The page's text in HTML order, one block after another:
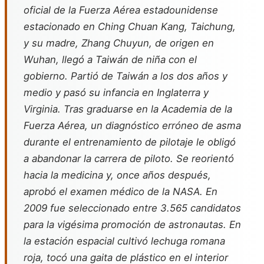
oficial de la Fuerza Aérea estadounidense
estacionado en Ching Chuan Kang, Taichung,
y su madre, Zhang Chuyun, de origen en
Wuhan, llegó a Taiwán de niña con el
gobierno. Partió de Taiwán a los dos años y
medio y pasó su infancia en Inglaterra y
Virginia. Tras graduarse en la Academia de la
Fuerza Aérea, un diagnóstico erróneo de asma
durante el entrenamiento de pilotaje le obligó
a abandonar la carrera de piloto. Se reorientó
hacia la medicina y, once años después,
aprobó el examen médico de la NASA. En
2009 fue seleccionado entre 3.565 candidatos
para la vigésima promoción de astronautas. En
la estación espacial cultivó lechuga romana
roja, tocó una gaita de plástico en el interior